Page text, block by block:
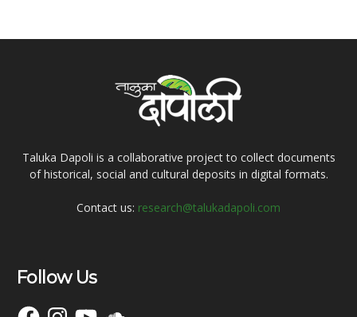
Taluka Dapoli is a collaborative project to collect documents
of historical, social and cultural deposits in digital formats.
Contact us: research@talukadapoli.com
Follow Us
FacebookInstagramYouTubeSoundCloud